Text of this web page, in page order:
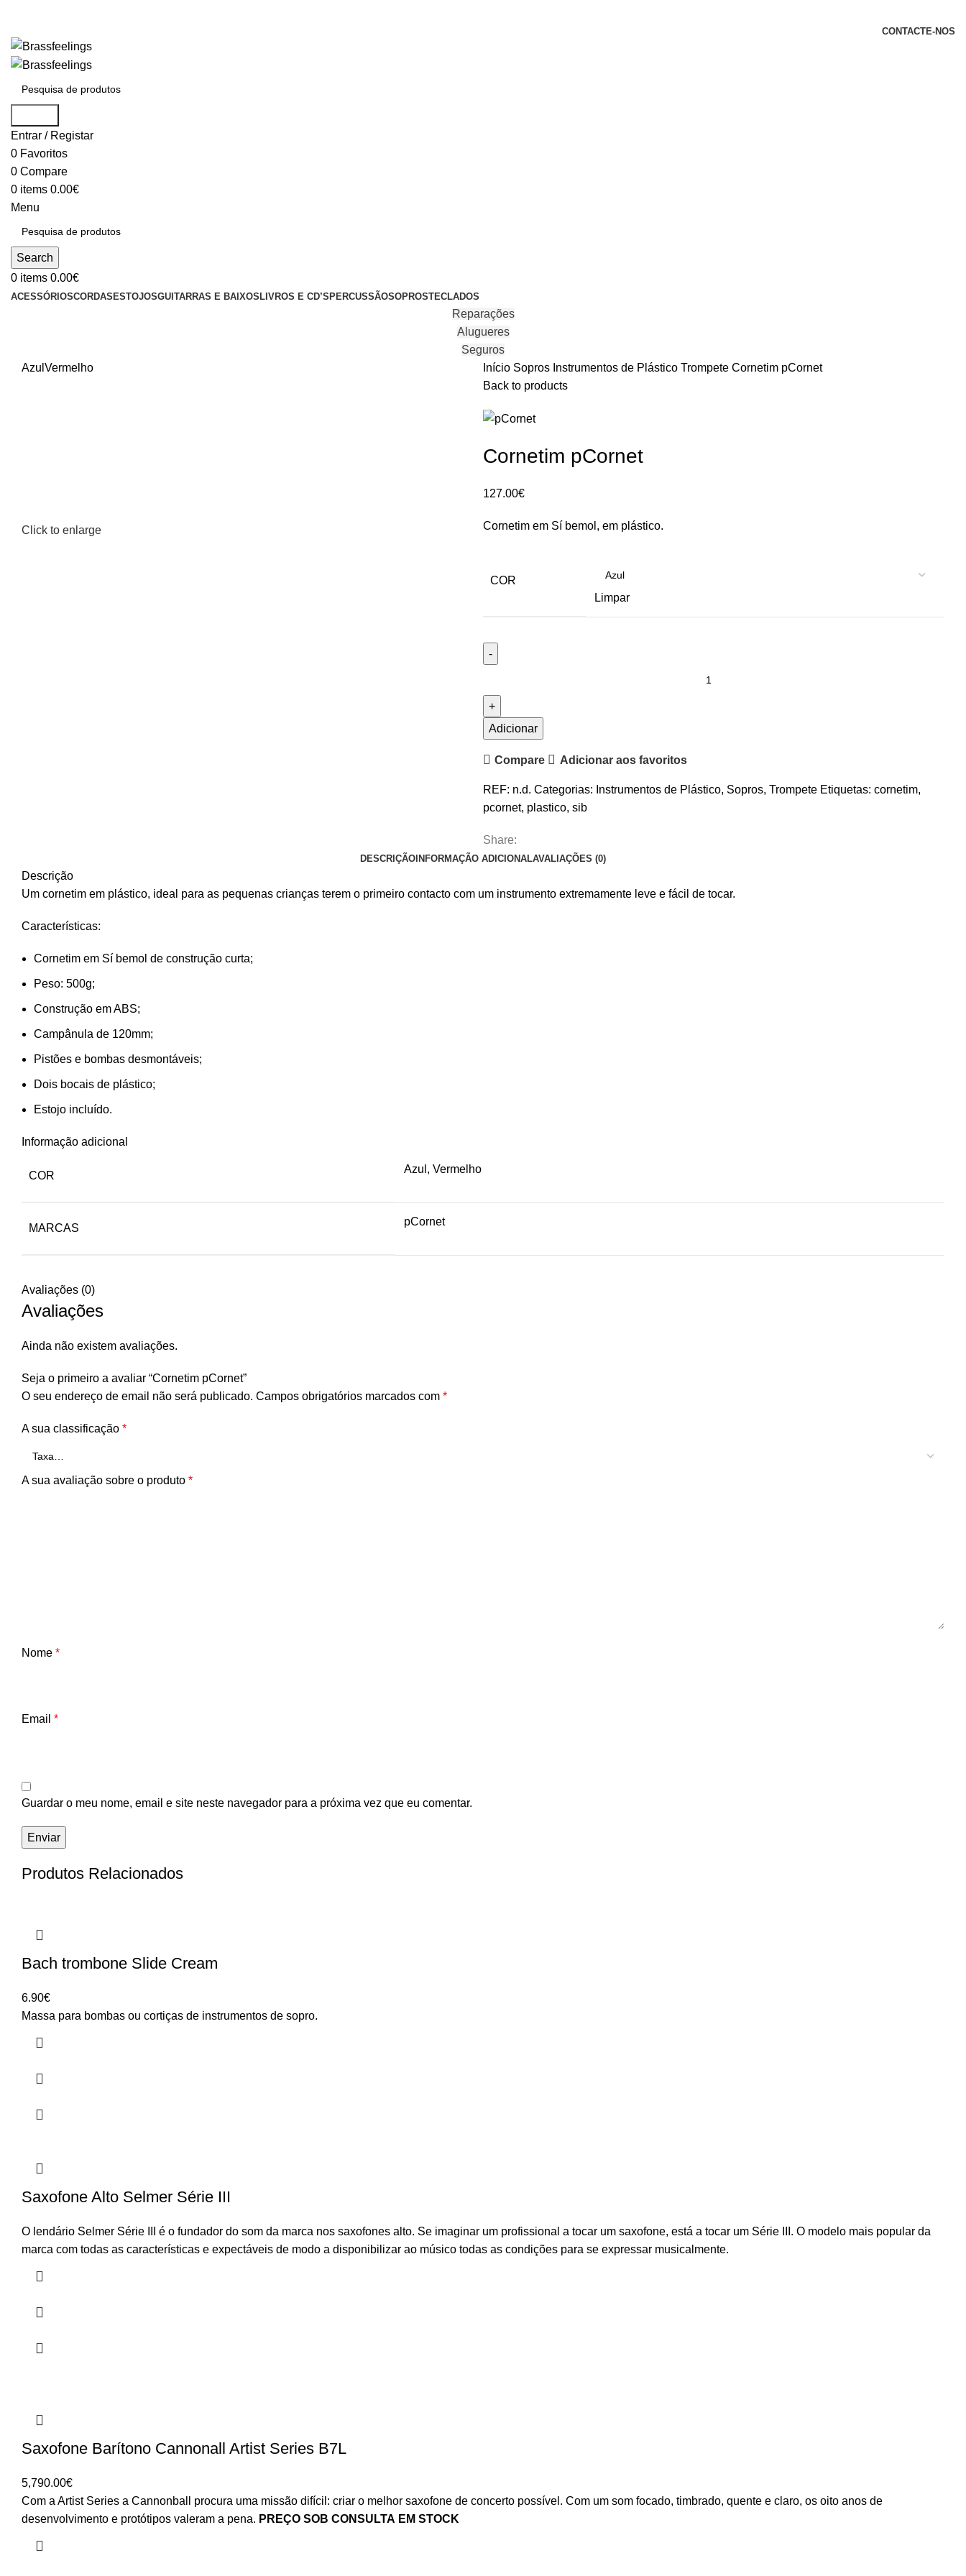
CONTACTE-NOS
Entrar / Registar
0 Favoritos
0 Compare
0 items 0.00€
Menu
Search
0 items 0.00€
ACESSÓRIOSCORDAS ESTOJOSGUITARRAS E BAIXOS LIVROS E CD’S PERCUSSÃOSOPROSTECLADOS
Reparações
Alugueres
Seguros
Azul Vermelho
Click to enlarge
Início Sopros Instrumentos de Plástico Trompete Cornetim pCornet
Back to products
Cornetim pCornet
127.00€
Cornetim em Sí bemol, em plástico.
COR
Limpar
Cornetim
pCornet
Adicionar
Compare Adicionar aos favoritos
REF: n.d. Categorias: Instrumentos de Plástico, Sopros, Trompete Etiquetas: cornetim,
pcornet, plastico, sib
Share:
DESCRIÇÃO INFORMAÇÃO ADICIONALAVALIAÇÕES (0)
Descrição
Um cornetim em plástico, ideal para as pequenas crianças terem o primeiro contacto com um instrumento extremamente leve e fácil de tocar.
Características:
Cornetim em Sí bemol de construção curta;
Peso: 500g;
Construção em ABS;
Campânula de 120mm;
Pistões e bombas desmontáveis;
Dois bocais de plástico;
Estojo incluído.
Informação adicional
COR
Azul, Vermelho
MARCAS
pCornet
Avaliações (0)
Avaliações
Ainda não existem avaliações.
Seja o primeiro a avaliar “Cornetim pCornet”
O seu endereço de email não será publicado. Campos obrigatórios marcados com *
A sua classificação *
A sua avaliação sobre o produto *
Nome *
Email *
Guardar o meu nome, email e site neste navegador para a próxima vez que eu comentar.
Produtos Relacionados
Bach trombone Slide Cream
6.90€
Massa para bombas ou cortiças de instrumentos de sopro.
Saxofone Alto Selmer Série III
O lendário Selmer Série III é o fundador do som da marca nos saxofones alto. Se imaginar um profissional a tocar um saxofone, está a tocar um Série III. O modelo mais popular da
marca com todas as características e expectáveis de modo a disponibilizar ao músico todas as condições para se expressar musicalmente.
Saxofone Barítono Cannonall Artist Series B7L
5,790.00€
Com a Artist Series a Cannonball procura uma missão difícil: criar o melhor saxofone de concerto possível. Com um som focado, timbrado, quente e claro, os oito anos de
desenvolvimento e protótipos valeram a pena. PREÇO SOB CONSULTA EM STOCK